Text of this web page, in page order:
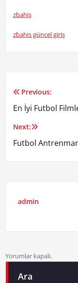
zbahis
zbahis güncel giriş
Yazı
gezinmesi
Previous:
En İyi Futbol
Next:
Futbol
admin
Yorumlar kapalı.
Ara